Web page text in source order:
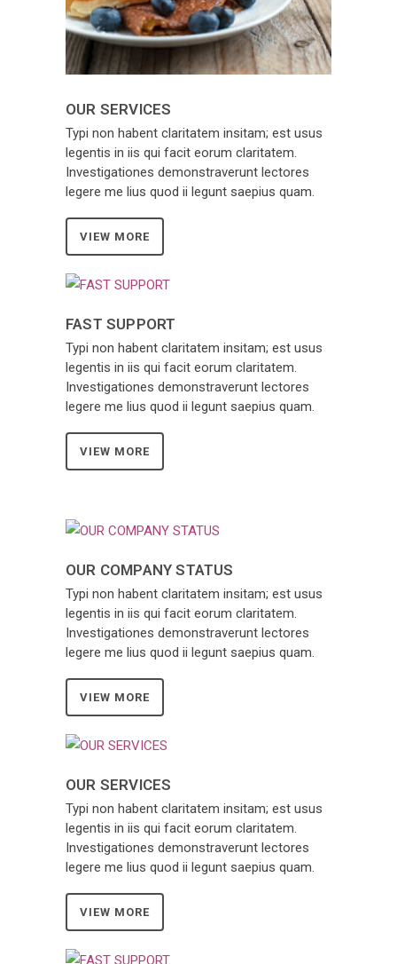
OUR SERVICES
Typi non habent claritatem insitam; est usus
legentis in iis qui facit eorum claritatem.
Investigationes demonstraverunt lectores
legere me lius quod ii legunt saepius quam.
VIEW MORE
FAST SUPPORT
Typi non habent claritatem insitam; est usus
legentis in iis qui facit eorum claritatem.
Investigationes demonstraverunt lectores
legere me lius quod ii legunt saepius quam.
VIEW MORE
OUR COMPANY STATUS
Typi non habent claritatem insitam; est usus
legentis in iis qui facit eorum claritatem.
Investigationes demonstraverunt lectores
legere me lius quod ii legunt saepius quam.
VIEW MORE
OUR SERVICES
Typi non habent claritatem insitam; est usus
legentis in iis qui facit eorum claritatem.
Investigationes demonstraverunt lectores
legere me lius quod ii legunt saepius quam.
VIEW MORE